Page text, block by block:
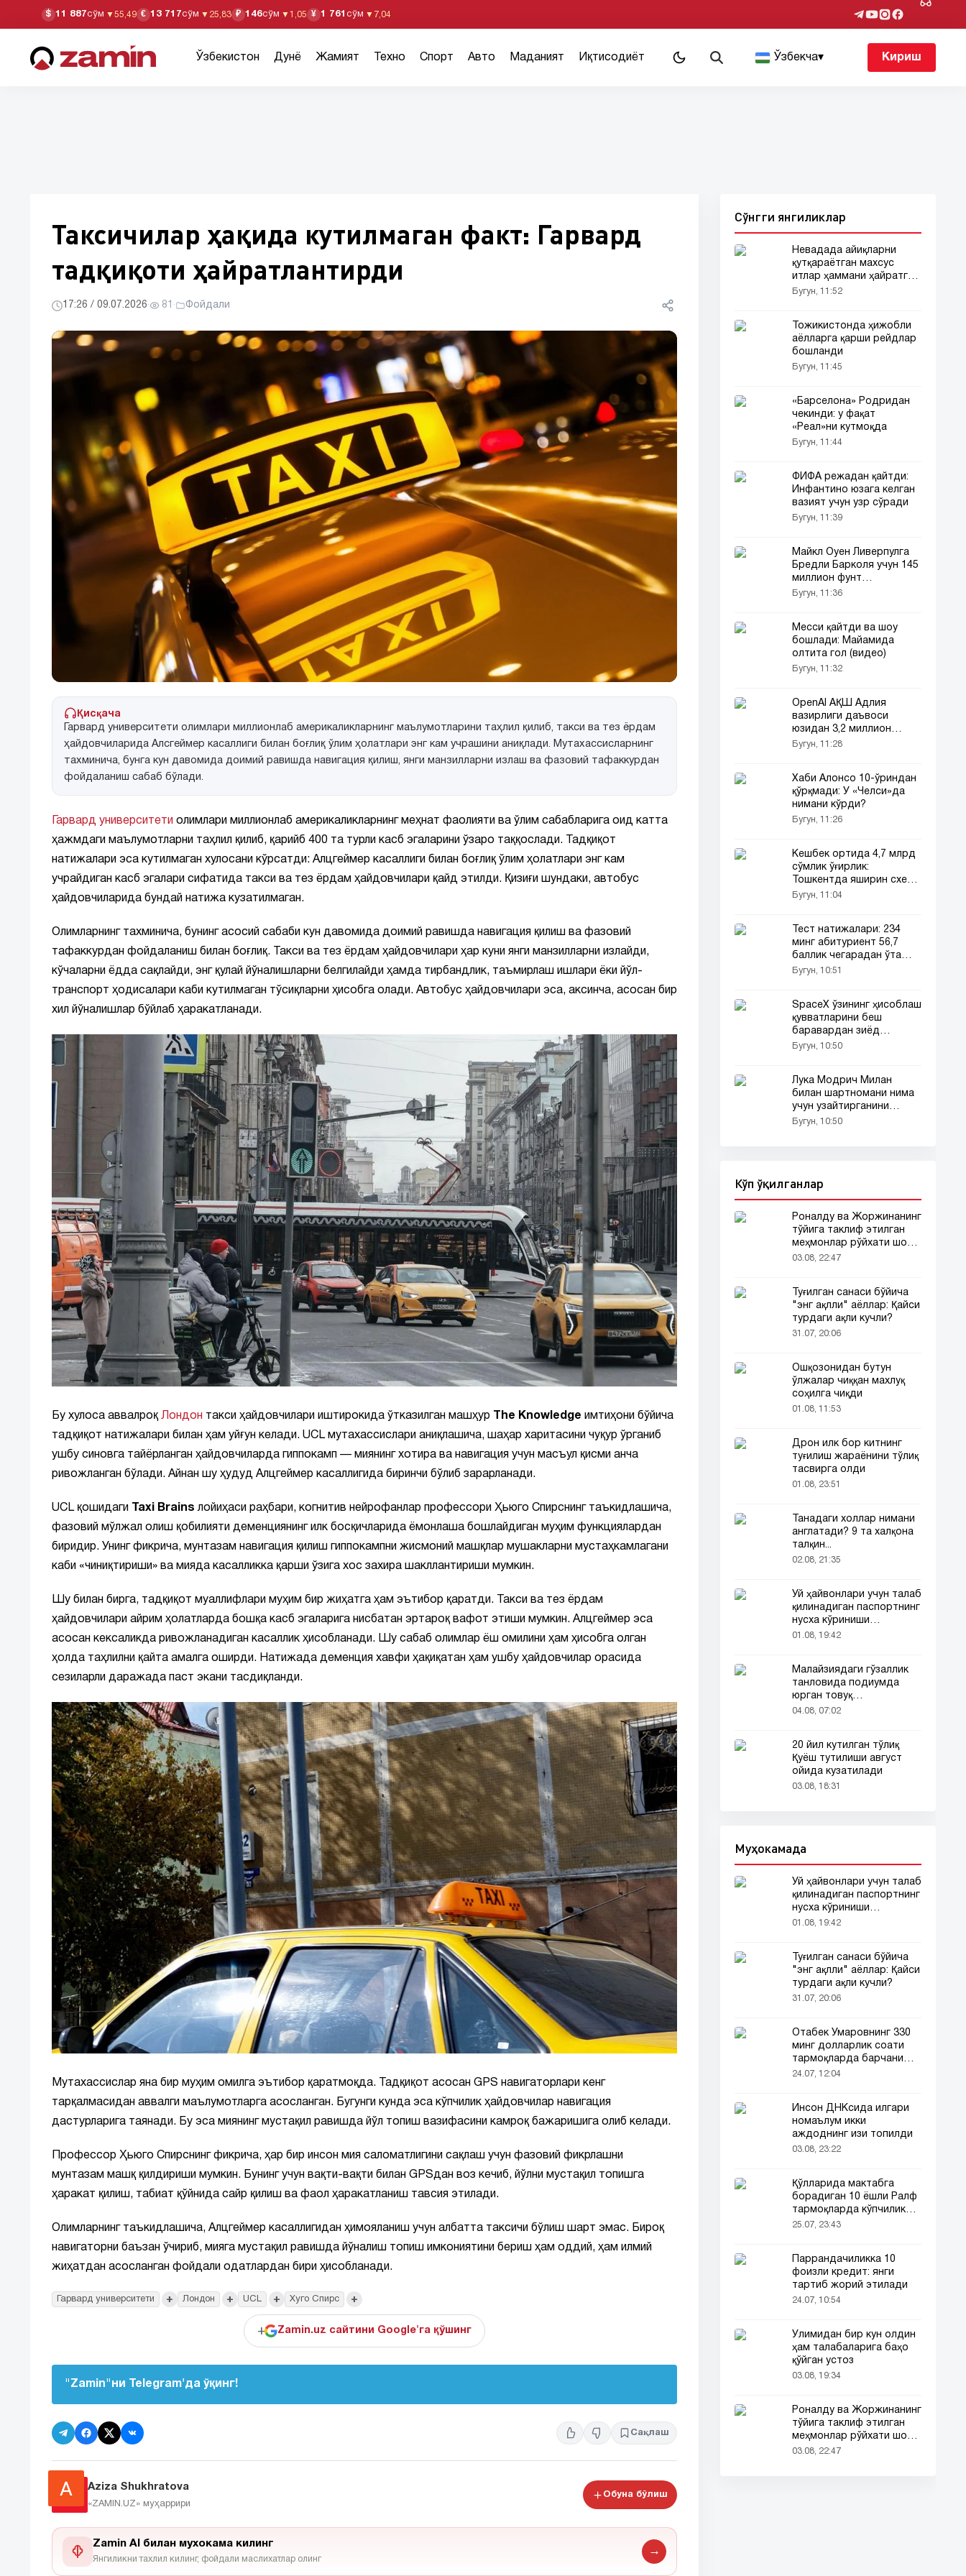
$ 11 887сўм ▼55,49 € 13 717сўм ▼ 25,83 ₽ 146сўм ▼1,05 ¥ 1 761 сўм ▼ 7,04
Ўзбекистон Дунё Жамият Техно Спорт Авто Маданият Иқтисодиёт Ўзбекча▾ Кириш
Таксичилар ҳақида кутилмаган факт: Гарвард
тадқиқоти ҳайратлантирди
17:26 / 09.07.2026· 81 · Фойдали
Қисқача
Гарвард университети олимлари миллионлаб америкаликларнинг маълумотларини таҳлил қилиб, такси ва тез ёрдам
ҳайдовчиларида Алсгеймер касаллиги билан боғлиқ ўлим ҳолатлари энг кам учрашини аниқлади. Мутахассисларнинг
тахминича, бунга кун давомида доимий равишда навигация қилиш, янги манзилларни излаш ва фазовий тафаккурдан
фойдаланиш сабаб бўлади.
Гарвард университети олимлари миллионлаб америкаликларнинг меҳнат фаолияти ва ўлим сабабларига оид катта
ҳажмдаги маълумотларни таҳлил қилиб, қарийб 400 та турли касб эгаларини ўзаро таққослади. Тадқиқот
натижалари эса кутилмаган хулосани кўрсатди: Алцгеймер касаллиги билан боғлиқ ўлим ҳолатлари энг кам
учрайдиган касб эгалари сифатида такси ва тез ёрдам ҳайдовчилари қайд этилди. Қизиғи шундаки, автобус
ҳайдовчиларида бундай натижа кузатилмаган.
Олимларнинг тахминича, бунинг асосий сабаби кун давомида доимий равишда навигация қилиш ва фазовий
тафаккурдан фойдаланиш билан боғлиқ. Такси ва тез ёрдам ҳайдовчилари ҳар куни янги манзилларни излайди,
кўчаларни ёдда сақлайди, энг қулай йўналишларни белгилайди ҳамда тирбандлик, таъмирлаш ишлари ёки йўл-
транспорт ҳодисалари каби кутилмаган тўсиқларни ҳисобга олади. Автобус ҳайдовчилари эса, аксинча, асосан бир
хил йўналишлар бўйлаб ҳаракатланади.
Бу хулоса аввалроқ Лондон такси ҳайдовчилари иштирокида ўтказилган машҳур The Knowledge имтиҳони бўйича
тадқиқот натижалари билан ҳам уйғун келади. UCL мутахассислари аниқлашича, шаҳар харитасини чуқур ўрганиб
ушбу синовга тайёрланган ҳайдовчиларда гиппокамп — миянинг хотира ва навигация учун масъул қисми анча
ривожланган бўлади. Айнан шу ҳудуд Алцгеймер касаллигида биринчи бўлиб зарарланади.
UCL қошидаги Taxi Brains лойиҳаси раҳбари, когнитив нейрофанлар профессори Ҳьюго Спирснинг таъкидлашича,
фазовий мўлжал олиш қобилияти деменциянинг илк босқичларида ёмонлаша бошлайдиган муҳим функциялардан
биридир. Унинг фикрича, мунтазам навигация қилиш гиппокампни жисмоний машқлар мушакларни мустаҳкамлагани
каби «чиниқтириши» ва мияда касалликка қарши ўзига хос захира шакллантириши мумкин.
Шу билан бирга, тадқиқот муаллифлари муҳим бир жиҳатга ҳам эътибор қаратди. Такси ва тез ёрдам
ҳайдовчилари айрим ҳолатларда бошқа касб эгаларига нисбатан эртароқ вафот этиши мумкин. Алцгеймер эса
асосан кексаликда ривожланадиган касаллик ҳисобланади. Шу сабаб олимлар ёш омилини ҳам ҳисобга олган
ҳолда таҳлилни қайта амалга оширди. Натижада деменция хавфи ҳақиқатан ҳам ушбу ҳайдовчилар орасида
сезиларли даражада паст экани тасдиқланди.
Мутахассислар яна бир муҳим омилга эътибор қаратмоқда. Тадқиқот асосан GPS навигаторлари кенг
тарқалмасидан аввалги маълумотларга асосланган. Бугунги кунда эса кўпчилик ҳайдовчилар навигация
дастурларига таянади. Бу эса миянинг мустақил равишда йўл топиш вазифасини камроқ бажаришига олиб келади.
Профессор Ҳьюго Спирснинг фикрича, ҳар бир инсон мия саломатлигини сақлаш учун фазовий фикрлашни
мунтазам машқ қилдириши мумкин. Бунинг учун вақти-вақти билан GPSдан воз кечиб, йўлни мустақил топишга
ҳаракат қилиш, табиат қўйнида сайр қилиш ва фаол ҳаракатланиш тавсия этилади.
Олимларнинг таъкидлашича, Алцгеймер касаллигидан ҳимояланиш учун албатта таксичи бўлиш шарт эмас. Бироқ
навигаторни баъзан ўчириб, мияга мустақил равишда йўналиш топиш имкониятини бериш ҳам оддий, ҳам илмий
жиҳатдан асосланган фойдали одатлардан бири ҳисобланади.
Гарвард университети + Лондон + UCL + Хуго Спирс +
+ Zamin.uz сайтини Google'га қўшинг
"Zamin"ни Telegram'да ўқинг!
Сақлаш
Aziza Shukhratova
«ZAMIN.UZ» муҳаррири
Обуна бўлиш
Zamin AI билан мухокама килинг
Янгиликни тахлил килинг, фойдали маслихатлар олинг
→
Сўнгги янгиликлар
Невадада айиқларни
қутқараётган махсус
итлар ҳаммани ҳайратга
солди
Бугун, 11:52
Тожикистонда ҳижобли
аёлларга қарши рейдлар
бошланди
Бугун, 11:45
«Барселона» Родридан
чекинди: у фақат
«Реал»ни кутмоқда
Бугун, 11:44
ФИФА режадан қайтди:
Инфантино юзага келган
вазият учун узр сўради
Бугун, 11:39
Майкл Оуен Ливерпулга
Бредли Барколя учун 145
миллион фунт
тўламасликни маслаҳат
Бугун, 11:36
Месси қайтди ва шоу
бошлади: Майамида
олтита гол (видео)
Бугун, 11:32
OpenAI АҚШ Адлия
вазирлиги даъвоси
юзидан 3,2 миллион
доллар тўлайди
Бугун, 11:28
Хаби Алонсо 10-ўриндан
қўрқмади: У «Челси»да
нимани кўрди?
Бугун, 11:26
Кешбек ортида 4,7 млрд
сўмлик ўғирлик:
Тошкентда яширин схема
фош бўлди
Бугун, 11:04
Тест натижалари: 234
минг абитуриент 56,7
баллик чегарадан ўта
олмади
Бугун, 10:51
SpaceX ўзининг ҳисоблаш
қувватларини беш
баравардан зиёд
оширади
Бугун, 10:50
Лука Модрич Милан
билан шартномани нима
учун узайтирганини
тушунтирди
Бугун, 10:50
Кўп ўқилганлар
Роналду ва Жоржинанинг
тўйига таклиф этилган
меҳмонлар рўйхати шов-
шувда
03.08, 22:47
Туғилган санаси бўйича
"энг ақлли" аёллар: Қайси
турдаги ақли кучли?
31.07, 20:06
Ошқозонидан бутун
ўлжалар чиққан махлуқ
соҳилга чиқди
01.08, 11:53
Дрон илк бор китнинг
туғилиш жараёнини тўлиқ
тасвирга олди
01.08, 23:51
Танадаги холлар нимани
англатади? 9 та халқона
талқин...
02.08, 21:35
Уй ҳайвонлари учун талаб
қилинадиган паспортнинг
нусха кўриниши
тармоқларда тарқалди
01.08, 19:42
Малайзиядаги гўзаллик
танловида подиумда
юрган товуқ
томошабинлар
04.08, 07:02
20 йил кутилган тўлиқ
Қуёш тутилиши август
ойида кузатилади
03.08, 18:31
Муҳокамада
Уй ҳайвонлари учун талаб
қилинадиган паспортнинг
нусха кўриниши
тармоқларда тарқалди
01.08, 19:42
Туғилган санаси бўйича
"энг ақлли" аёллар: Қайси
турдаги ақли кучли?
31.07, 20:06
Отабек Умаровнинг 330
минг долларлик соати
тармоқларда барчани
эътиборини тортди!
24.07, 12:04
Инсон ДНКсида илгари
номаълум икки
аждоднинг изи топилди
03.08, 23:22
Қўлларида мактабга
борадиган 10 ёшли Ралф
тармоқларда кўпчиликни
таъсирлантирди
25.07, 23:43
Паррандачиликка 10
фоизли кредит: янги
тартиб жорий этилади
24.07, 10:54
Ўлимидан бир кун олдин
ҳам талабаларига баҳо
қўйган устоз
03.08, 19:34
Роналду ва Жоржинанинг
тўйига таклиф этилган
меҳмонлар рўйхати шов-
шувда
03.08, 22:47